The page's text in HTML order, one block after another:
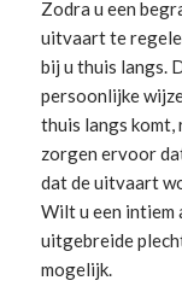
Zodra u een
uitvaart te
bij u thuis langs.
persoonlijke
thuis langs komt,
zorgen ervoor
dat de uitvaart
Wilt u een intiem
uitgebreide
mogelijk.